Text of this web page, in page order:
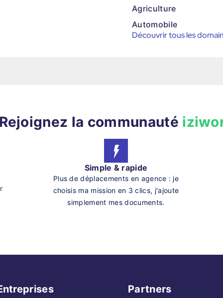
Agriculture
Automobile
Découvrir tous les
Rejoignez la communauté
Simple & rapide
Plus de déplacements en agence : je
choisis ma mission en 3 clics, j'ajoute
simplement mes documents.
Partners